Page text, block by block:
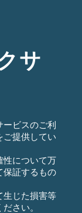
サ
ビスのご利
ご提供してい
性について万
保証するもの
生じた損害等
さい。